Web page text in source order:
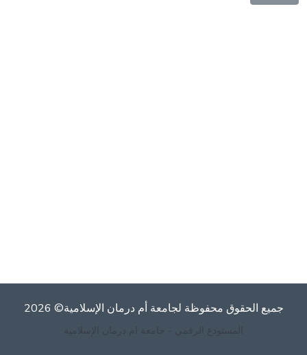
جميع الحقوق محفوظة لجامعة أم درمان الإسلامية© 2026
المستودع الرقمي - جامعة ام درمان الإسلامية